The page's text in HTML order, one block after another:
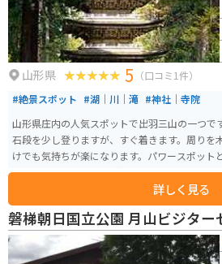
山形県 5 （口コミ1件）
#絶景スポット #湖｜川｜滝 #神社｜寺院
山形県庄内の人気スポットで出羽三山の一つで
石段を少し登りますが、すぐ着きます。周りを
けでも気持ちが楽になります。パワースポット
ます。近くのお店でお食事やアイスも食べられ
詳しく見る
磐梯朝日国立公園 月山ビジター